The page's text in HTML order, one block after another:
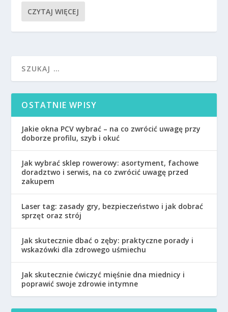
CZYTAJ WIĘCEJ
OSTATNIE WPISY
Jakie okna PCV wybrać – na co zwrócić uwagę przy
doborze profilu, szyb i okuć
Jak wybrać sklep rowerowy: asortyment, fachowe
doradztwo i serwis, na co zwrócić uwagę przed
zakupem
Laser tag: zasady gry, bezpieczeństwo i jak dobrać
sprzęt oraz strój
Jak skutecznie dbać o zęby: praktyczne porady i
wskazówki dla zdrowego uśmiechu
Jak skutecznie ćwiczyć mięśnie dna miednicy i
poprawić swoje zdrowie intymne